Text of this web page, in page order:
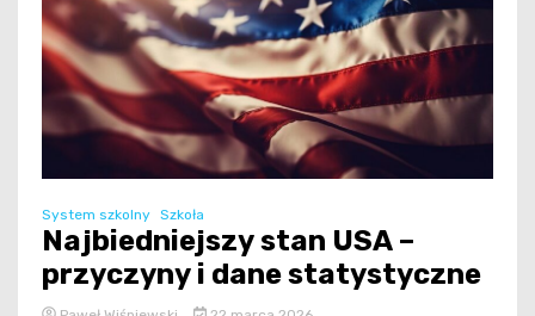
System szkolny Szkoła
Najbiedniejszy stan USA –
przyczyny i dane statystyczne